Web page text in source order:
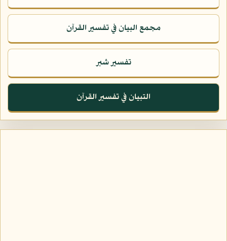
مجمع البيان في تفسير القرآن
تفسير شبر
التبيان في تفسير القرآن